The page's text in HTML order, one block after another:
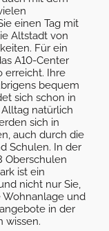
einen Tag mit
Altstadt von
Für ein
A10-Center
erreicht. Ihre
bequem
sich schon in
natürlich
sich in
auch durch die
Schulen. In der
Oberschulen
ist ein
nicht nur Sie,
und
in der
wissen.